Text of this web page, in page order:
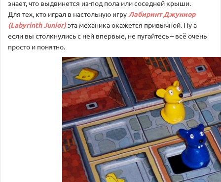
знает, что выдвинется из-под пола или соседней крыши.
Для тех, кто играл в настольную игруЛабиринт Джуниор
(Labyrinth Junior)эта механика окажется привычной. Ну а
если вы столкнулись с ней впервые, не пугайтесь – всё очень
просто и понятно.